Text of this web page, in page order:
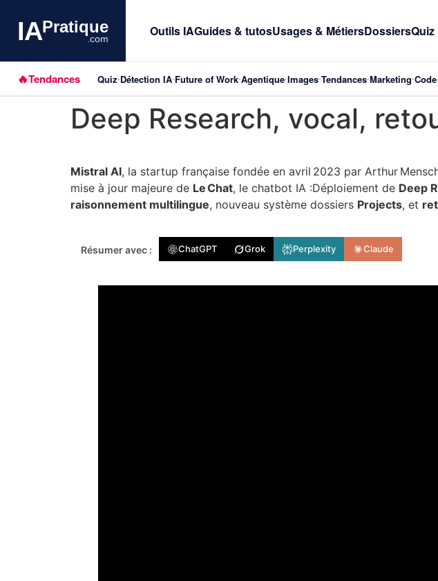
IAPratique
.com Outils IAGuides & tutosUsages & MétiersDossiersQuiz
🔥Tendances Quiz•Détection IA•Future of Work•Agentique•Images•Tendances•Marketing•
Aller au
Deep Research, vocal,
Mistral AI, la startup française fondée en avril 2023 par Arthur
mise à jour majeure de Le Chat, le chatbot IA :Déploiement de Deep
raisonnement multilingue, nouveau système dossiers Projects, et
Résumer avec : ChatGPT Grok Perplexity Claude